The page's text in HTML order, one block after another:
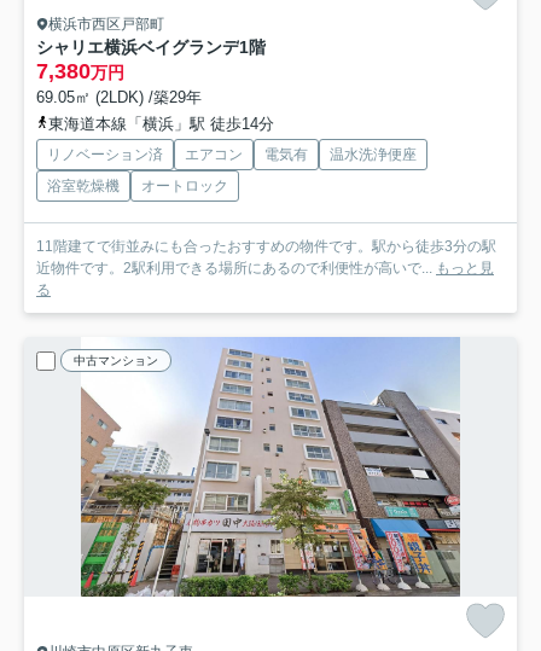
横浜市西区戸部町
シャリエ横浜ベイグランデ1階
7,380万円
69.05㎡ (2LDK) /築29年
東海道本線「横浜」駅 徒歩14分
リノベーション済 エアコン 電気有
温水洗浄便座
浴室乾燥機
オートロック
11階建てで街並みにも合ったおすすめの物件です。駅から徒歩3分の駅
近物件です。2駅利用できる場所にあるので利便性が高いで... もっと見
る
中古マンション